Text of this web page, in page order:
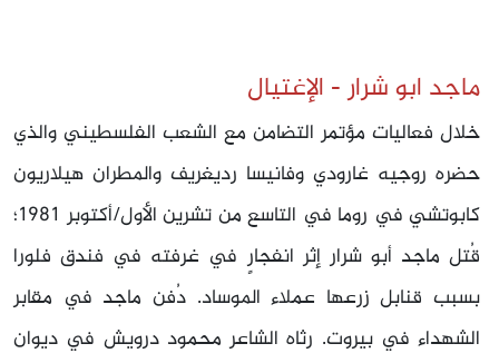
ماجد ابو شرار - الإغتيال
خلال فعاليات مؤتمر التضامن مع الشعب الفلسطيني والذي
حضره روجيه غارودي وفانيسا رديغريف والمطران هيلاريون
كابوتشي في روما في التاسع من تشرين الأول/أكتوبر 1981؛
قُتل ماجد أبو شرار إثر انفجارٍ في غرفته في فندق فلورا
بسبب قنابل زرعها عملاء الموساد. دُفن ماجد في مقابر
الشهداء في بيروت. رثاه الشاعر محمود درويش في ديوان